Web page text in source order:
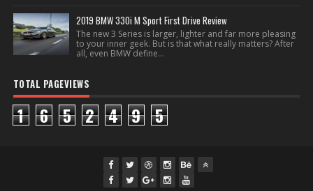
2019 BMW 330i M Sport First Drive Review
The new 3 Series is larger, lighter and far more pleasing
to your inner geek. But is that what really matters? After
all, even BMW define...
TOTAL PAGEVIEWS
1 6 5 2 4 9 5